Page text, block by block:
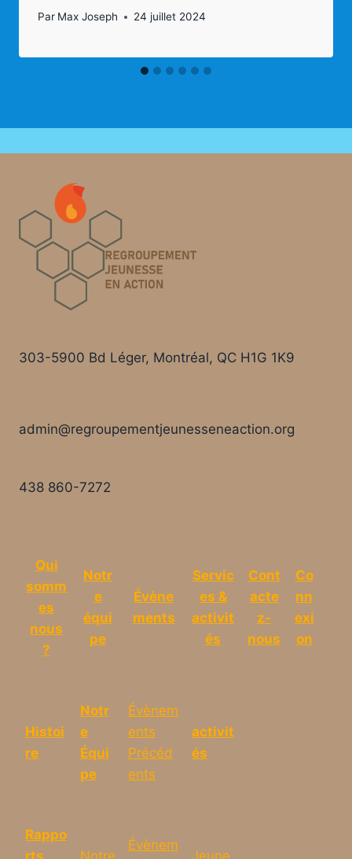
Par Max Joseph 24 juillet 2024
303-5900 Bd Léger, Montréal, QC H1G 1K9
admin@regroupementjeunesseneaction.org
438 860-7272
Qui
somm
es
nous
?
Notr
e
équi
pe
Évène
ments
Servic
es &
activit
és
Cont
acte
z-
nous
Co
nn
exi
on
Histoi
re
Notr
e
Équi
pe
Évènem
ents
Précéd
ents
activit
és
Rappo
rts
Notre
Évènem
Jeune